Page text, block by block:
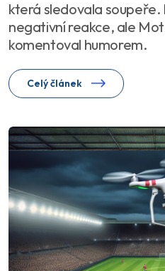
která sledovala soupeře.
negativní reakce, ale
komentoval humorem.
Celý článek